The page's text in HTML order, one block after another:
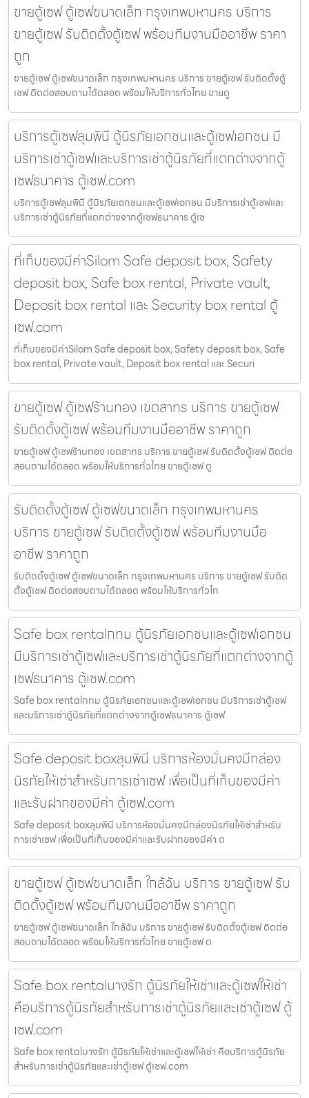
ขายตู้เซฟ ตู้เซฟขนาดเล็ก กรุงเทพมหานคร บริการ
ขายตู้เซฟ รับติดตั้งตู้เซฟ พร้อมทีมงานมืออาชีพ ราคา
ถูก
ขายตู้เซฟ ตู้เซฟขนาดเล็ก กรุงเทพมหานคร บริการ ขายตู้เซฟ รับติดตั้งตู้
เซฟ ติดต่อสอบถามได้ตลอด พร้อมให้บริการทั่วไทย ขายตู
บริการตู้เซฟลุมพินี ตู้นิรภัยเอกชนและตู้เซฟเอกชน มี
บริการเช่าตู้เซฟและบริการเช่าตู้นิรภัยที่แตกต่างจากตู้
เซฟธนาคาร ตู้เซฟ.com
บริการตู้เซฟลุมพินี ตู้นิรภัยเอกชนและตู้เซฟเอกชน มีบริการเช่าตู้เซฟและ
บริการเช่าตู้นิรภัยที่แตกต่างจากตู้เซฟธนาคาร ตู้เซ
ที่เก็บของมีค่าSilom Safe deposit box, Safety
deposit box, Safe box rental, Private vault,
Deposit box rental และ Security box rental ตู้
เซฟ.com
ที่เก็บของมีค่าSilom Safe deposit box, Safety deposit box, Safe
box rental, Private vault, Deposit box rental และ Securi
ขายตู้เซฟ ตู้เซฟร้านทอง เขตสาทร บริการ ขายตู้เซฟ
รับติดตั้งตู้เซฟ พร้อมทีมงานมืออาชีพ ราคาถูก
ขายตู้เซฟ ตู้เซฟร้านทอง เขตสาทร บริการ ขายตู้เซฟ รับติดตั้งตู้เซฟ ติดต่อ
สอบถามได้ตลอด พร้อมให้บริการทั่วไทย ขายตู้เซฟ ตู
รับติดตั้งตู้เซฟ ตู้เซฟขนาดเล็ก กรุงเทพมหานคร
บริการ ขายตู้เซฟ รับติดตั้งตู้เซฟ พร้อมทีมงานมือ
อาชีพ ราคาถูก
รับติดตั้งตู้เซฟ ตู้เซฟขนาดเล็ก กรุงเทพมหานคร บริการ ขายตู้เซฟ รับติด
ตั้งตู้เซฟ ติดต่อสอบถามได้ตลอด พร้อมให้บริการทั่วไท
Safe box rentalกทม ตู้นิรภัยเอกชนและตู้เซฟเอกชน
มีบริการเช่าตู้เซฟและบริการเช่าตู้นิรภัยที่แตกต่างจากตู้
เซฟธนาคาร ตู้เซฟ.com
Safe box rentalกทม ตู้นิรภัยเอกชนและตู้เซฟเอกชน มีบริการเช่าตู้เซฟ
และบริการเช่าตู้นิรภัยที่แตกต่างจากตู้เซฟธนาคาร ตู้เซฟ
Safe deposit boxลุมพินี บริการห้องมั่นคงมีกล่อง
นิรภัยให้เช่าสำหรับการเช่าเซฟ เพื่อเป็นที่เก็บของมีค่า
และรับฝากของมีค่า ตู้เซฟ.com
Safe deposit boxลุมพินี บริการห้องมั่นคงมีกล่องนิรภัยให้เช่าสำหรับ
การเช่าเซฟ เพื่อเป็นที่เก็บของมีค่าและรับฝากของมีค่า ต
ขายตู้เซฟ ตู้เซฟขนาดเล็ก ใกล้ฉัน บริการ ขายตู้เซฟ รับ
ติดตั้งตู้เซฟ พร้อมทีมงานมืออาชีพ ราคาถูก
ขายตู้เซฟ ตู้เซฟขนาดเล็ก ใกล้ฉัน บริการ ขายตู้เซฟ รับติดตั้งตู้เซฟ ติดต่อ
สอบถามได้ตลอด พร้อมให้บริการทั่วไทย ขายตู้เซฟ ต
Safe box rentalบางรัก ตู้นิรภัยให้เช่าและตู้เซฟให้เช่า
คือบริการตู้นิรภัยสำหรับการเช่าตู้นิรภัยและเช่าตู้เซฟ ตู้
เซฟ.com
Safe box rentalบางรัก ตู้นิรภัยให้เช่าและตู้เซฟให้เช่า คือบริการตู้นิรภัย
สำหรับการเช่าตู้นิรภัยและเช่าตู้เซฟ ตู้เซฟ.com